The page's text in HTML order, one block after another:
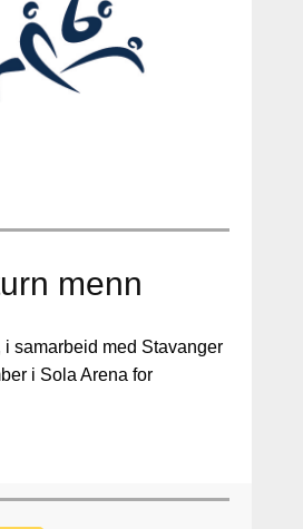
menn
samarbeid med Stavanger
i Sola Arena for